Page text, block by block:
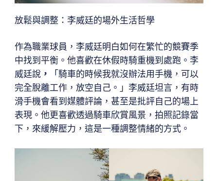
放鬆與調整：李威廷的場外生活哲學
作為職業球員，李威廷明白如何在繁忙的競賽季
中找到平衡。他喜歡在休假時騎重機到處跑。李
威廷說 ，
「騎車的時候我就沒辦法用手機，可以
完全脫離工作，放空自己。」李威廷坦言，有時
滑手機會看到媒體評論，甚至是批評自己的場上
表現。他更喜歡透過騎車欣賞風景，拍照記錄當
下，來緩解壓力，這是一種調整情緒的方式。